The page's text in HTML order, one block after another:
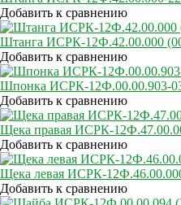
Добавить к сравнению
Штанга ИСРК-12Ф.42.00.000
Добавить к сравнению
Шпонка ИСРК-12Ф.00.00.903-
Добавить к сравнению
Щека правая ИСРК-
Добавить к сравнению
Щека левая ИСРК-
Добавить к сравнению